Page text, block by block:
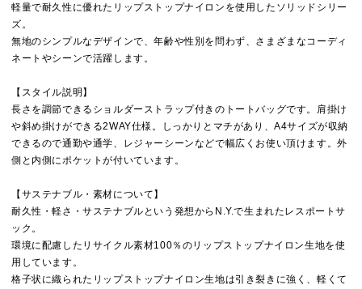
軽量で耐久性に優れたリップストップナイロンを使用したソリッドシリー
ズ。
無地のシンプルなデザインで、年齢や性別を問わず、さまざまなコーディ
ネートやシーンで活躍します。
【スタイル説明】
長さを調節できるショルダーストラップ付きのトートバッグです。肩掛け
や斜め掛けができる2WAY仕様。しっかりとマチがあり、A4サイズが収納
できるので通勤や通学、レジャーシーンなどで幅広くお使い頂けます。外
側と内側にポケットが付いています。
【サステナブル・素材について】
耐久性・軽さ・サステナブルという発想からN.Y.で生まれたレスポートサ
ック。
環境に配慮したリサイクル素材100％のリップストップナイロン生地を使
用しています。
格子状に織られたリップストップナイロン生地は引き裂きに強く、軽くて